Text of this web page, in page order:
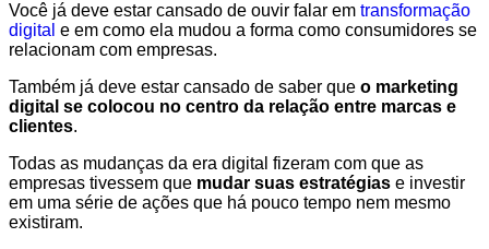
Você já deve estar cansado de ouvir falar em transformação
digital e em como ela mudou a forma como consumidores se
relacionam com empresas.
Também já deve estar cansado de saber que o marketing
digital se colocou no centro da relação entre marcas e
clientes.
Todas as mudanças da era digital fizeram com que as
empresas tivessem que mudar suas estratégias e investir
em uma série de ações que há pouco tempo nem mesmo
existiram.